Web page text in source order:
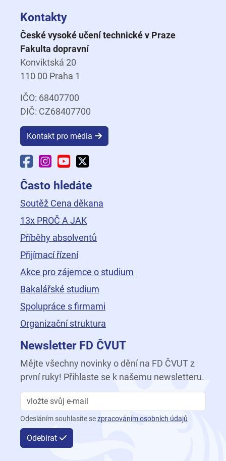
Kontakty
České vysoké učení technické v Praze
Fakulta dopravní
Konviktská 20
110 00 Praha 1
IČO: 68407700
DIČ: CZ68407700
Kontakt pro média
Facebook Fakulty dopravní
Instagram Fakulty dopravní
YouTube Fakulty dopravní
Často hledáte
Soutěž Cena děkana
13x PROČ A JAK
Příběhy absolventů
Přijímací řízení
Akce pro zájemce o studium
Bakalářské studium
Spolupráce s firmami
Organizační struktura
Newsletter FD ČVUT
Mějte všechny novinky o dění na FD ČVUT z
první ruky! Přihlaste se k našemu newsletteru.
Odesláním souhlasíte sezpracováním osobních údajů
Odebírat